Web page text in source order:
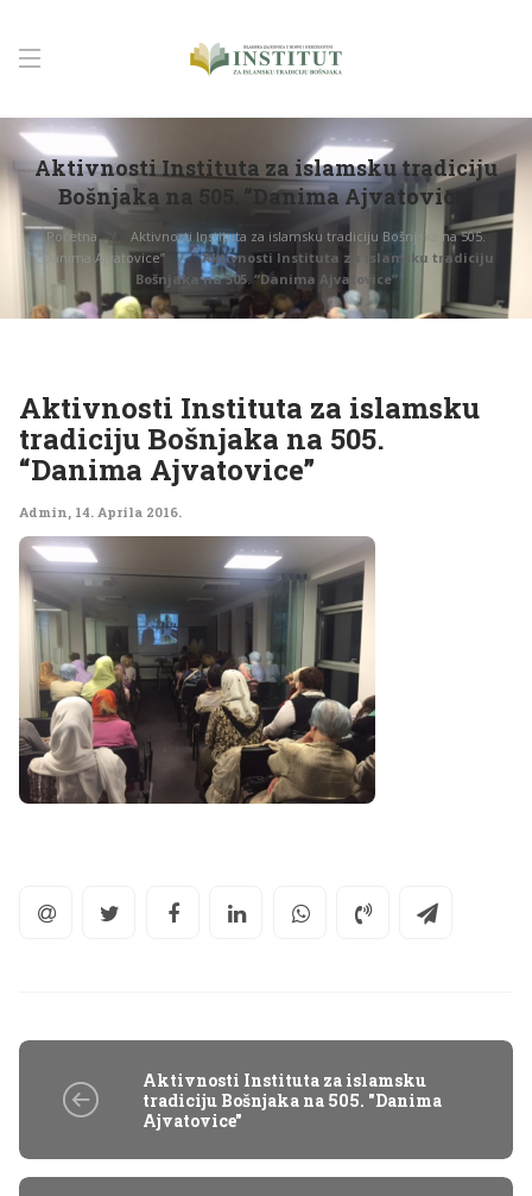
Aktivnosti Instituta za islamsku tradiciju
Bošnjaka na 505. “Danima Ajvatovice”
Početna
Aktivnosti Instituta za islamsku tradiciju Bošnjaka na 505.
“Danima Ajvatovice”
Aktivnosti Instituta za islamsku tradiciju
Bošnjaka na 505. “Danima Ajvatovice”
Aktivnosti Instituta za islamsku
tradiciju Bošnjaka na 505.
“Danima Ajvatovice”
Admin, 14. Aprila 2016.
Aktivnosti Instituta za islamsku
tradiciju Bošnjaka na 505. "Danima
Ajvatovice"